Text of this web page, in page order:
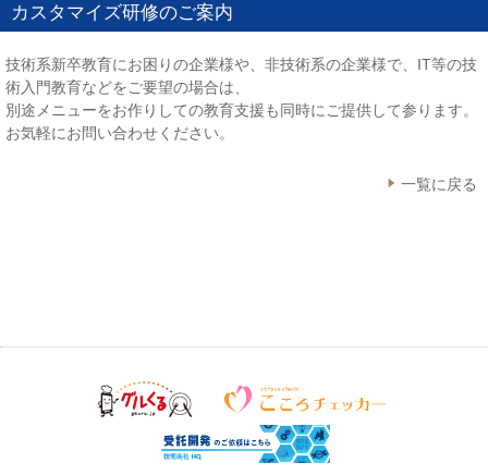
カスタマイズ研修のご案内
技術系新卒教育にお困りの企業様や、非技術系の企業様で、IT等の技
術入門教育などをご要望の場合は、
別途メニューをお作りしての教育支援も同時にご提供して参ります。
お気軽にお問い合わせください。
一覧に戻る